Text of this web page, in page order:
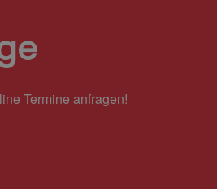
Termine anfragen!